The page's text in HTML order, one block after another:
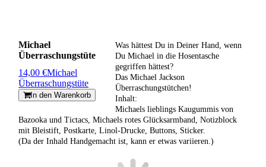
Michael
Überraschungstüte
14,00 €Michael
Überraschungstüte
In den Warenkorb
Was hättest Du in Deiner Hand, wenn
Du Michael in die Hosentasche
gegriffen hättest?
Das Michael Jackson
Überraschungstütchen!
Inhalt:
Michaels lieblings Kaugummis von
Bazooka und Tictacs, Michaels rotes Glücksarmband, Notizblock
mit Bleistift, Postkarte, Linol-Drucke, Buttons, Sticker.
(Da der Inhald Handgemacht ist, kann er etwas variieren.)